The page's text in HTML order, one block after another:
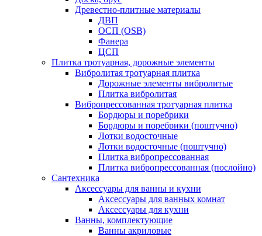
Древестно-плитные материалы
ДВП
ОСП (OSB)
Фанера
ЦСП
Плитка тротуарная, дорожные элементы
Вибролитая тротуарная плитка
Дорожные элементы вибролитые
Плитка вибролитая
Вибропрессованная тротуарная плитка
Бордюры и поребрики
Бордюры и поребрики (поштучно)
Лотки водосточные
Лотки водосточные (поштучно)
Плитка вибропрессованная
Плитка вибропрессованная (послойно)
Сантехника
Аксессуары для ванны и кухни
Аксессуары для ванных комнат
Аксессуары для кухни
Ванны, комплектующие
Ванны акриловые